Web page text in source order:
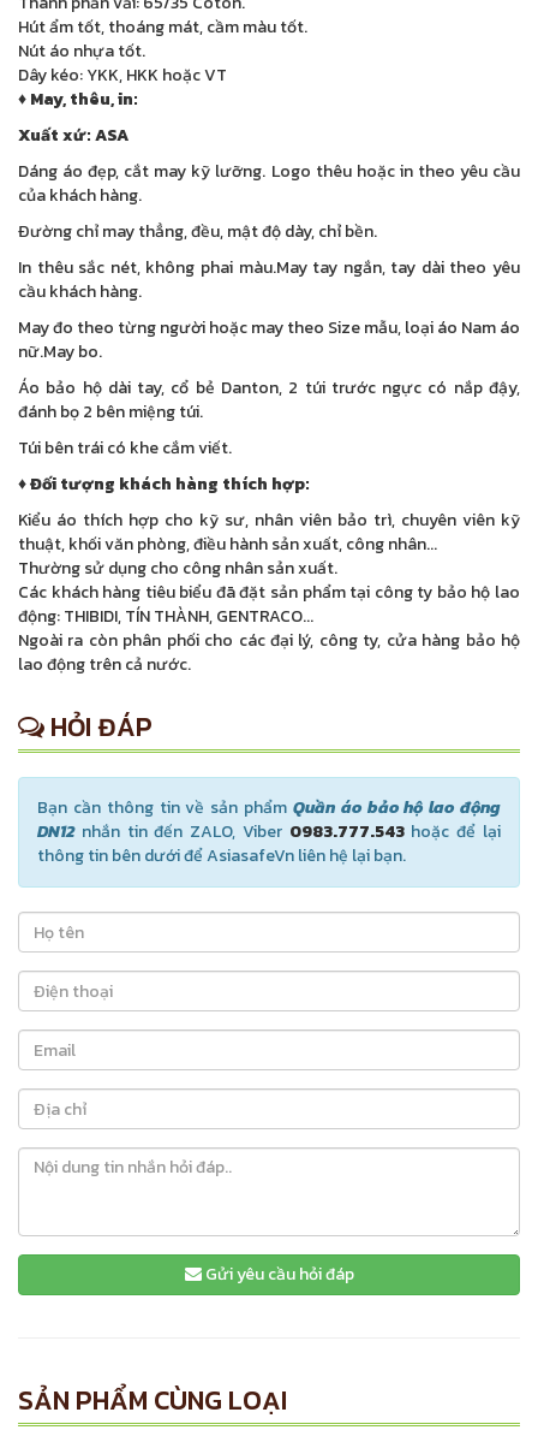
Hút ẩm tốt, thoáng mát, cầm màu tốt.
Nút áo nhựa tốt.
Dây kéo: YKK, HKK hoặc VT
♦ May, thêu, in:
Xuất xứ: ASA
Dáng áo đẹp, cắt may kỹ lưỡng. Logo thêu hoặc in theo yêu cầu
của khách hàng.
Đường chỉ may thẳng, đều, mật độ dày, chỉ bền.
In thêu sắc nét, không phai màu.May tay ngắn, tay dài theo yêu
cầu khách hàng.
May đo theo từng người hoặc may theo Size mẫu, loại áo Nam áo
nữ.May bo.
Áo bảo hộ dài tay, cổ bẻ Danton, 2 túi trước ngực có nắp đậy,
đánh bọ 2 bên miệng túi.
Túi bên trái có khe cắm viết.
♦ Đối tượng khách hàng thích hợp:
Kiểu áo thích hợp cho kỹ sư, nhân viên bảo trì, chuyên viên kỹ
thuật, khối văn phòng, điều hành sản xuất, công nhân...
Thường sử dụng cho công nhân sản xuất.
Các khách hàng tiêu biểu đã đặt sản phẩm tại công ty bảo hộ lao
động: THIBIDI, TÍN THÀNH, GENTRACO...
Ngoài ra còn phân phối cho các đại lý, công ty, cửa hàng bảo hộ
lao động trên cả nước.
HỎI ĐÁP
Bạn cần thông tin về sản phẩm Quần áo bảo hộ lao động
DN12nhắn tin đến ZALO, Viber 0983.777.543hoặc để lại
thông tin bên dưới để AsiasafeVn liên hệ lại bạn.
Gửi yêu cầu hỏi đáp
SẢN PHẨM CÙNG LOẠI